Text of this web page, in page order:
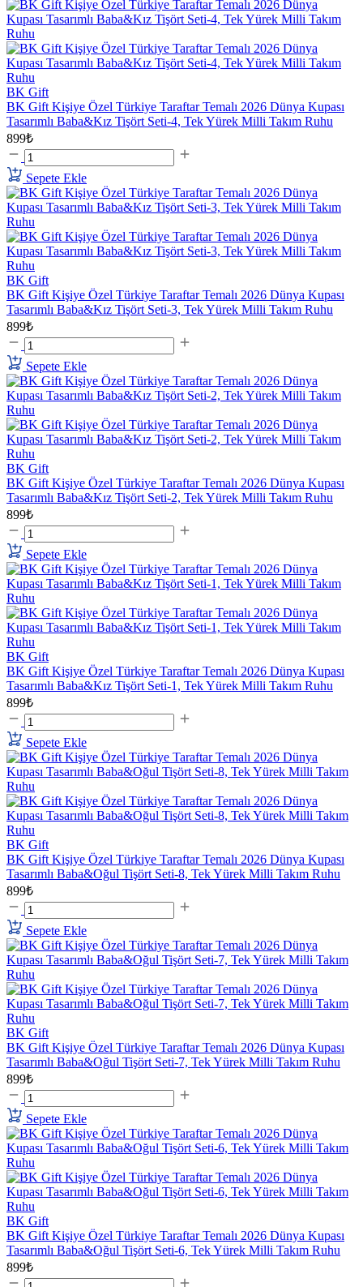
BK Gift
BK Gift Kişiye Özel Türkiye Taraftar Temalı 2026 Dünya Kupası
Tasarımlı Baba&Kız Tişört Seti-4, Tek Yürek Milli Takım Ruhu
899₺
Sepete Ekle
BK Gift
BK Gift Kişiye Özel Türkiye Taraftar Temalı 2026 Dünya Kupası
Tasarımlı Baba&Kız Tişört Seti-3, Tek Yürek Milli Takım Ruhu
899₺
Sepete Ekle
BK Gift
BK Gift Kişiye Özel Türkiye Taraftar Temalı 2026 Dünya Kupası
Tasarımlı Baba&Kız Tişört Seti-2, Tek Yürek Milli Takım Ruhu
899₺
Sepete Ekle
BK Gift
BK Gift Kişiye Özel Türkiye Taraftar Temalı 2026 Dünya Kupası
Tasarımlı Baba&Kız Tişört Seti-1, Tek Yürek Milli Takım Ruhu
899₺
Sepete Ekle
BK Gift
BK Gift Kişiye Özel Türkiye Taraftar Temalı 2026 Dünya Kupası
Tasarımlı Baba&Oğul Tişört Seti-8, Tek Yürek Milli Takım Ruhu
899₺
Sepete Ekle
BK Gift
BK Gift Kişiye Özel Türkiye Taraftar Temalı 2026 Dünya Kupası
Tasarımlı Baba&Oğul Tişört Seti-7, Tek Yürek Milli Takım Ruhu
899₺
Sepete Ekle
BK Gift
BK Gift Kişiye Özel Türkiye Taraftar Temalı 2026 Dünya Kupası
Tasarımlı Baba&Oğul Tişört Seti-6, Tek Yürek Milli Takım Ruhu
899₺